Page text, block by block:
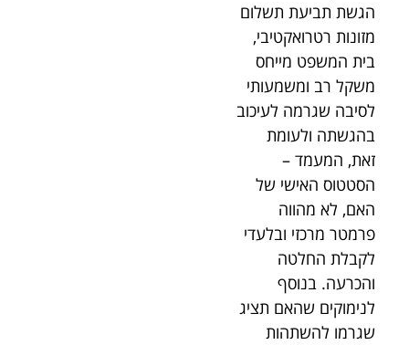
הגשת תביעת תשלום
מזונות רטרואקטיבי,
בית המשפט מייחס
משקל רב ומשמעותי
לסיבה שגרמה לעיכוב
בהגשתה ולעומת
זאת, המעמד –
הסטטוס האישי של
האם, לא מהווה
פרמטר מרכזי ובלעדי
לקבלת החלטה
והכרעה. בנוסף
לנימוקים שהאם תציג
שגרמו להשתהות